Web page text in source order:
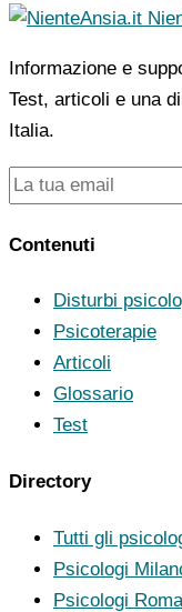
Informazione e
Test, articoli e una
Italia.
Contenuti
Disturbi
Psicoterapie
Articoli
Glossario
Test
Directory
Tutti gli
Psicologi
Psicologi Roma